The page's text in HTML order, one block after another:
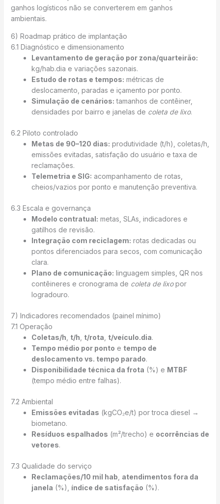
ganhos logísticos não se converterem em ganhos
ambientais.
6) Roadmap prático de implantação
6.1 Diagnóstico e dimensionamento
Levantamento de geração por zona/quarteirão:
kg/hab.dia e variações sazonais.
Estudo de rotas e tempos: métricas de
deslocamento, paradas e içamento por ponto.
Simulação de cenários: tamanhos de contêiner,
densidades por bairro e janelas de coleta de lixo.
6.2 Piloto controlado
Metas de 90–120 dias: produtividade (t/h), coletas/h,
emissões evitadas, satisfação do usuário e taxa de
reclamações.
Telemetria e SIG: acompanhamento de rotas,
cheios/vazios por ponto e manutenção preventiva.
6.3 Escala e governança
Modelo contratual: metas, SLAs, indicadores e
gatilhos de revisão.
Integração com reciclagem: rotas dedicadas ou
pontos diferenciados para secos, com comunicação
clara.
Plano de comunicação: linguagem simples, QR nos
contêineres e cronograma de coleta de lixopor
logradouro.
7) Indicadores recomendados (painel mínimo)
7.1 Operação
Coletas/h t/h t/rota t/veículo.dia.
Tempo médio por ponto e tempo de
deslocamento vs. tempo parado.
Disponibilidade técnica da frota (%) e MTBF
(tempo médio entre falhas).
7.2 Ambiental
Emissões evitadas (kgCO₂e/t) por troca diesel →
biometano.
Resíduos espalhados (m²/trecho) e ocorrências de
vetores.
7.3 Qualidade do serviço
Reclamações/10 mil hab atendimentos fora da
janela (%), índice de satisfação (%).